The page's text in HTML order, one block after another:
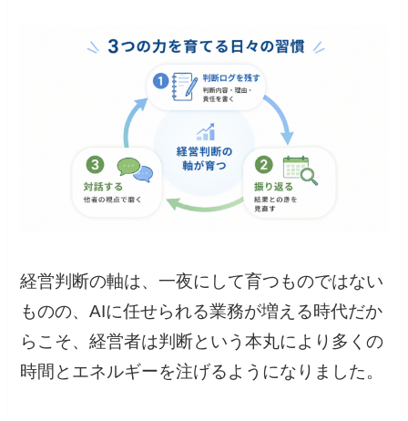
経営判断の軸は、一夜にして育つものではない
ものの、AIに任せられる業務が増える時代だか
らこそ、経営者は判断という本丸により多くの
時間とエネルギーを注げるようになりました。